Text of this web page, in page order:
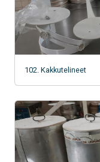
102. Kakkutelineet